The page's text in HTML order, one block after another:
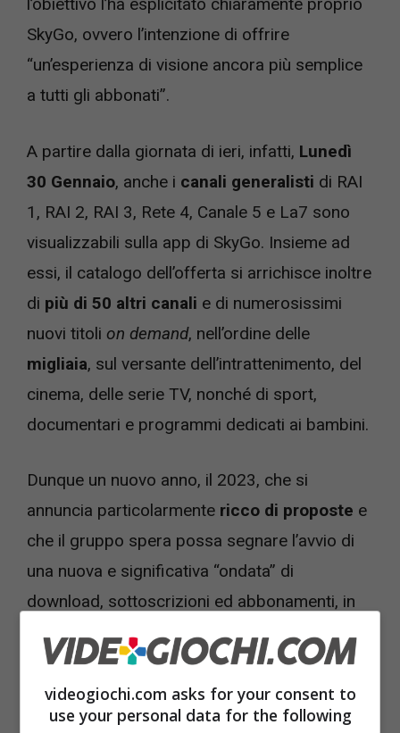
l’obiettivo l’ha esplicitato chiaramente proprio
SkyGo, ovvero l’intenzione di offrire
“un’esperienza di visione ancora più semplice
a tutti gli abbonati”.
A partire dalla giornata di ieri, infatti, Lunedì
30 Gennaio, anche i canali generalisti di RAI
1, RAI 2, RAI 3, Rete 4, Canale 5 e La7 sono
visualizzabili sulla app di SkyGo. Insieme ad
essi, il catalogo dell’offerta si arrichisce inoltre
di più di 50 altri canali e di numerosissimi
nuovi titoli on demand, nell’ordine delle
migliaia, sul versante dell’intrattenimento, del
cinema, delle serie TV, nonché di sport,
documentari e programmi dedicati ai bambini.
Dunque un nuovo anno, il 2023, che si
annuncia particolarmente ricco di proposte e
che il gruppo spera possa segnare l’avvio di
una nuova e significativa “ondata” di
download, sottoscrizioni ed abbonamenti, in
modo da poter far fronte alle complessità di
mantenere la propria posizione competitiva in
un settoresempre più carico di offerta.
videogiochi.com asks for your consent to
use your personal data for the following